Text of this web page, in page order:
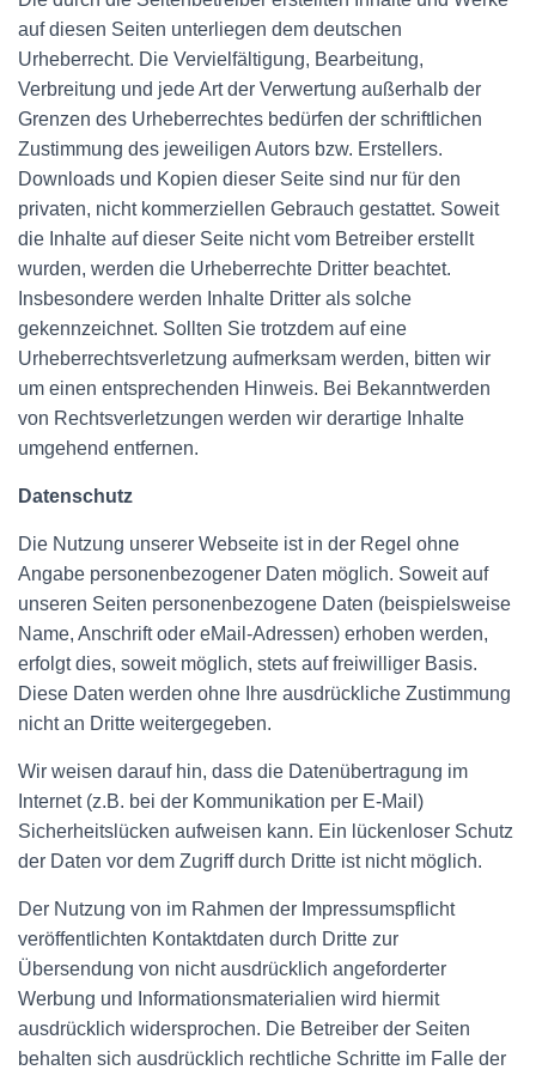
auf diesen Seiten unterliegen dem deutschen
Urheberrecht. Die Vervielfältigung, Bearbeitung,
Verbreitung und jede Art der Verwertung außerhalb der
Grenzen des Urheberrechtes bedürfen der schriftlichen
Zustimmung des jeweiligen Autors bzw. Erstellers.
Downloads und Kopien dieser Seite sind nur für den
privaten, nicht kommerziellen Gebrauch gestattet. Soweit
die Inhalte auf dieser Seite nicht vom Betreiber erstellt
wurden, werden die Urheberrechte Dritter beachtet.
Insbesondere werden Inhalte Dritter als solche
gekennzeichnet. Sollten Sie trotzdem auf eine
Urheberrechtsverletzung aufmerksam werden, bitten wir
um einen entsprechenden Hinweis. Bei Bekanntwerden
von Rechtsverletzungen werden wir derartige Inhalte
umgehend entfernen.
Datenschutz
Die Nutzung unserer Webseite ist in der Regel ohne
Angabe personenbezogener Daten möglich. Soweit auf
unseren Seiten personenbezogene Daten (beispielsweise
Name, Anschrift oder eMail-Adressen) erhoben werden,
erfolgt dies, soweit möglich, stets auf freiwilliger Basis.
Diese Daten werden ohne Ihre ausdrückliche Zustimmung
nicht an Dritte weitergegeben.
Wir weisen darauf hin, dass die Datenübertragung im
Internet (z.B. bei der Kommunikation per E-Mail)
Sicherheitslücken aufweisen kann. Ein lückenloser Schutz
der Daten vor dem Zugriff durch Dritte ist nicht möglich.
Der Nutzung von im Rahmen der Impressumspflicht
veröffentlichten Kontaktdaten durch Dritte zur
Übersendung von nicht ausdrücklich angeforderter
Werbung und Informationsmaterialien wird hiermit
ausdrücklich widersprochen. Die Betreiber der Seiten
behalten sich ausdrücklich rechtliche Schritte im Falle der